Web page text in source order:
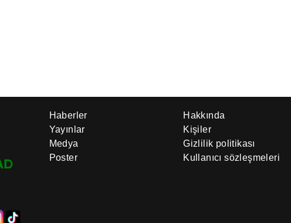
Haberler
Yayınlar
Medya
Poster
Hakkında
Kişiler
Gizlilik politikası
Kullanıcı sözleşmeleri